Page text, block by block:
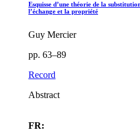
Esquisse d’une théorie de la
l’échange et la propriété
Guy Mercier
pp. 63–89
Record
Abstract
FR: